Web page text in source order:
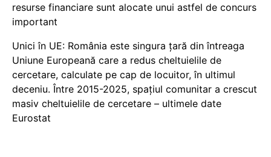
resurse financiare sunt alocate unui astfel de concurs
important
Unici în UE: România este singura țară din întreaga
Uniune Europeană care a redus cheltuielile de
cercetare, calculate pe cap de locuitor, în ultimul
deceniu. Între 2015-2025, spațiul comunitar a crescut
masiv cheltuielile de cercetare – ultimele date
Eurostat